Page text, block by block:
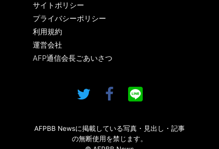
サイトポリシー
プライバシーポリシー
利用規約
運営会社
AFP通信会長ごあいさつ
AFPBB Newsに掲載している写真・見出し・記事
の無断使用を禁じます。